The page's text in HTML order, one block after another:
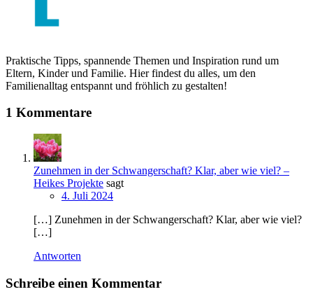
Praktische Tipps, spannende Themen und Inspiration rund um
Eltern, Kinder und Familie. Hier findest du alles, um den
Familienalltag entspannt und fröhlich zu gestalten!
1 Kommentare
Zunehmen in der Schwangerschaft? Klar, aber wie viel? –
Heikes Projekte sagt
4. Juli 2024
[…] Zunehmen in der Schwangerschaft? Klar, aber wie viel?
[…]
Antworten
Schreibe einen Kommentar